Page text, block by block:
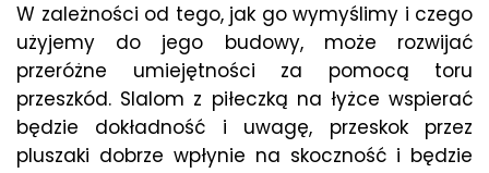
W zależności od tego, jak go wymyślimy i czego
użyjemy do jego budowy, może rozwijać
przeróżne umiejętności za pomocą toru
przeszkód. Slalom z piłeczką na łyżce wspierać
będzie dokładność i uwagę, przeskok przez
pluszaki dobrze wpłynie na skoczność i będzie